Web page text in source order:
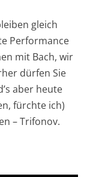
gleich
Performance
mit Bach, wir
dürfen Sie
aber heute
fürchte ich)
– Trifonov.